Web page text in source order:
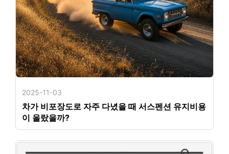
2025-11-03
차가 비포장도로 자주 다녔을 때 서스펜션 유지비용
이 올랐을까?